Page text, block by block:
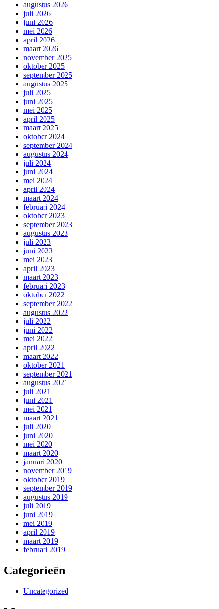
augustus 2026
juli 2026
juni 2026
mei 2026
april 2026
maart 2026
november 2025
oktober 2025
september 2025
augustus 2025
juli 2025
juni 2025
mei 2025
april 2025
maart 2025
oktober 2024
september 2024
augustus 2024
juli 2024
juni 2024
mei 2024
april 2024
maart 2024
februari 2024
oktober 2023
september 2023
augustus 2023
juli 2023
juni 2023
mei 2023
april 2023
maart 2023
februari 2023
oktober 2022
september 2022
augustus 2022
juli 2022
juni 2022
mei 2022
april 2022
maart 2022
oktober 2021
september 2021
augustus 2021
juli 2021
juni 2021
mei 2021
maart 2021
juli 2020
juni 2020
mei 2020
maart 2020
januari 2020
november 2019
oktober 2019
september 2019
augustus 2019
juli 2019
juni 2019
mei 2019
april 2019
maart 2019
februari 2019
Categorieën
Uncategorized